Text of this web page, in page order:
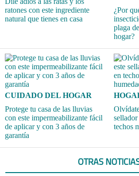
ratones con este ingrediente
natural que tienes en casa
¿Por
plaga
hogar?
CUIDADO DEL HOGAR
Protege tu casa de las lluvias
con este impermeabilizante fácil
de aplicar y con 3 años de
garantía
sellador
techos
OTRAS